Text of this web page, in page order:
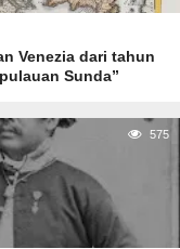
Venezia dari tahun
Sunda”
575